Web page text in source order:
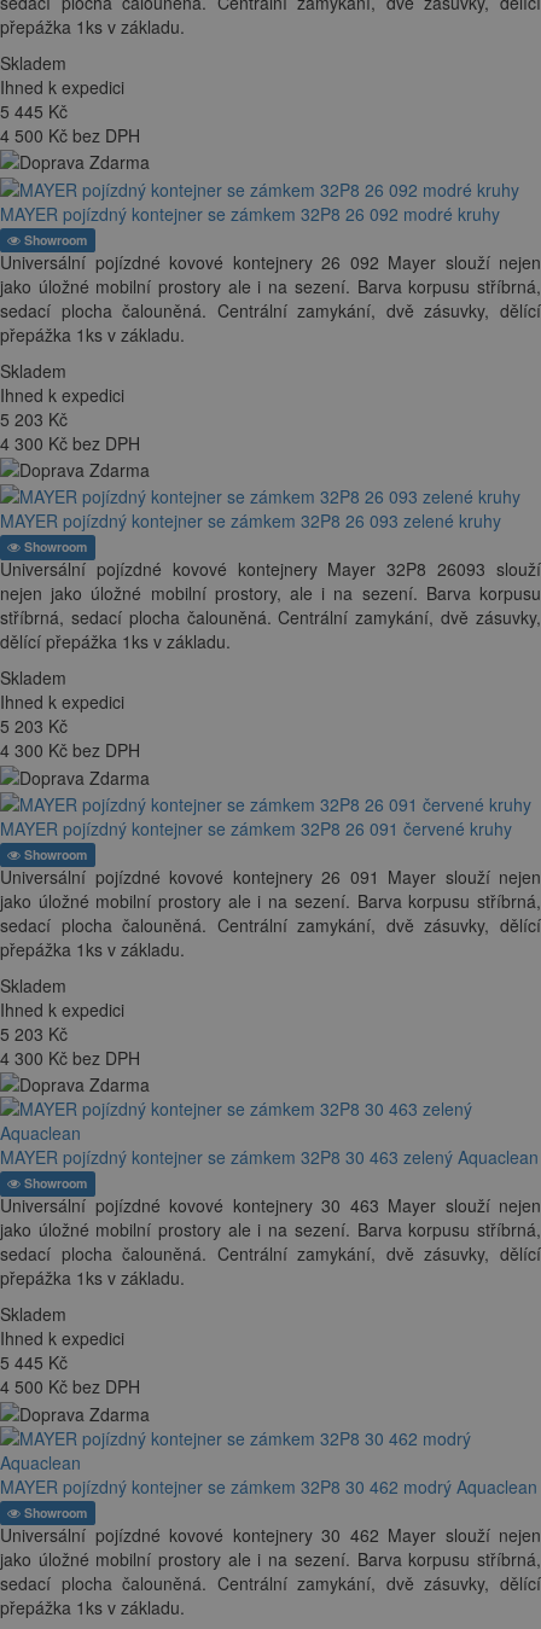
přepážka 1ks v základu.
Skladem
Ihned k expedici
5 445 Kč
4 500 Kč bez DPH
MAYER pojízdný kontejner se zámkem 32P8 26 092 modré kruhy
Showroom
Universální pojízdné kovové kontejnery 26 092 Mayer slouží nejen
jako úložné mobilní prostory ale i na sezení. Barva korpusu stříbrná,
sedací plocha čalouněná. Centrální zamykání, dvě zásuvky, dělící
přepážka 1ks v základu.
Skladem
Ihned k expedici
5 203 Kč
4 300 Kč bez DPH
MAYER pojízdný kontejner se zámkem 32P8 26 093 zelené kruhy
Showroom
Universální pojízdné kovové kontejnery Mayer 32P8 26093 slouží
nejen jako úložné mobilní prostory, ale i na sezení. Barva korpusu
stříbrná, sedací plocha čalouněná. Centrální zamykání, dvě zásuvky,
dělící přepážka 1ks v základu.
Skladem
Ihned k expedici
5 203 Kč
4 300 Kč bez DPH
MAYER pojízdný kontejner se zámkem 32P8 26 091 červené kruhy
Showroom
Universální pojízdné kovové kontejnery 26 091 Mayer slouží nejen
jako úložné mobilní prostory ale i na sezení. Barva korpusu stříbrná,
sedací plocha čalouněná. Centrální zamykání, dvě zásuvky, dělící
přepážka 1ks v základu.
Skladem
Ihned k expedici
5 203 Kč
4 300 Kč bez DPH
MAYER pojízdný kontejner se zámkem 32P8 30 463 zelený Aquaclean
Showroom
Universální pojízdné kovové kontejnery 30 463 Mayer slouží nejen
jako úložné mobilní prostory ale i na sezení. Barva korpusu stříbrná,
sedací plocha čalouněná. Centrální zamykání, dvě zásuvky, dělící
přepážka 1ks v základu.
Skladem
Ihned k expedici
5 445 Kč
4 500 Kč bez DPH
MAYER pojízdný kontejner se zámkem 32P8 30 462 modrý Aquaclean
Showroom
Universální pojízdné kovové kontejnery 30 462 Mayer slouží nejen
jako úložné mobilní prostory ale i na sezení. Barva korpusu stříbrná,
sedací plocha čalouněná. Centrální zamykání, dvě zásuvky, dělící
přepážka 1ks v základu.